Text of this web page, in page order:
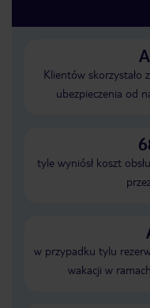
Klientów skorzystało
ubezpieczenia od
tyle wyniósł koszt
w przypadku tylu
wakacji w